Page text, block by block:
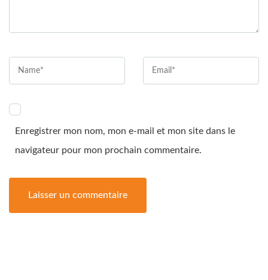
Enregistrer mon nom, mon e-mail et mon site dans le
navigateur pour mon prochain commentaire.